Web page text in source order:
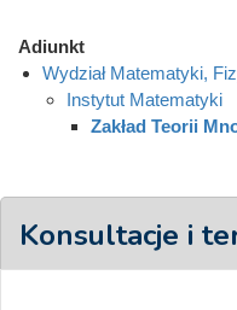
Adiunkt
Wydział Matematyki,
Instytut Matematyki
Zakład Teorii
Konsultacje i